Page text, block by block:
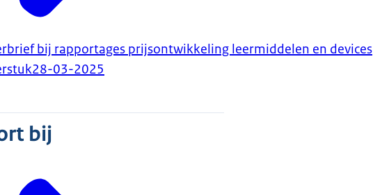
bij rapportages prijsontwikkeling leermiddelen en devices
28-03-2025
bij